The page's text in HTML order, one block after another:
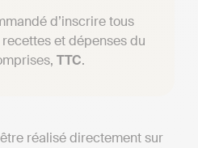
d’inscrire tous
et dépenses du
TTC.
réalisé directement sur